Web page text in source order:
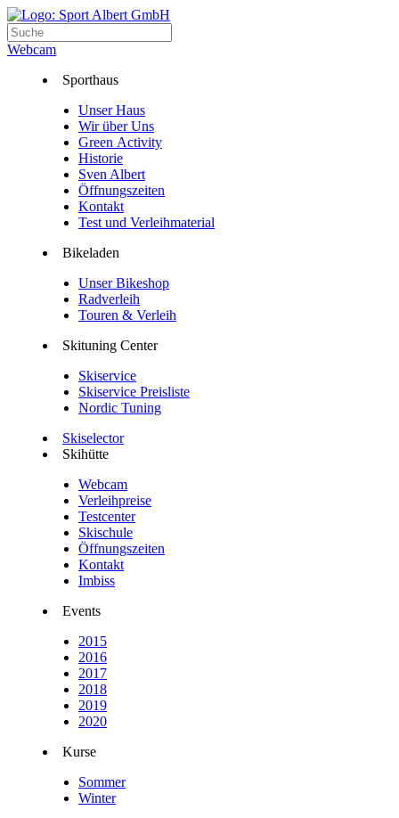
Webcam
Sporthaus
Unser Haus
Wir über Uns
Green Activity
Historie
Sven Albert
Öffnungszeiten
Kontakt
Test und Verleihmaterial
Bikeladen
Unser Bikeshop
Radverleih
Touren & Verleih
Skituning Center
Skiservice
Skiservice Preisliste
Nordic Tuning
Skiselector
Skihütte
Webcam
Verleihpreise
Testcenter
Skischule
Öffnungszeiten
Kontakt
Imbiss
Events
2015
2016
2017
2018
2019
2020
Kurse
Sommer
Winter